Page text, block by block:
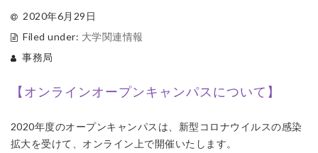
2020年6月29日
Filed under: 大学関連情報
事務局
【オンラインオープンキャンパスについて】
2020年度のオープンキャンパスは、 新型コロナウイルスの感染
拡大を受けて、 オンライン上で開催いたします。